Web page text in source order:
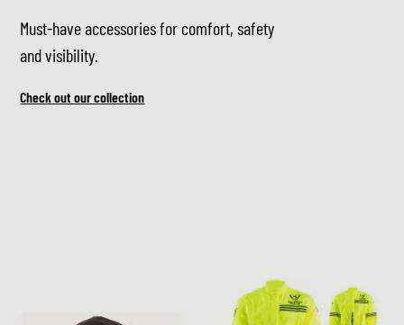
Must-have accessories for comfort, safety
and visibility.
Check out our collection